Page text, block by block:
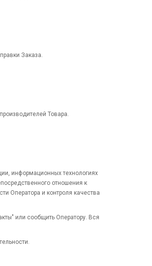
Заказа.
Товара.
информационных технологиях
отношения к
Оператора и контроля качества
или сообщить Оператору. Вся